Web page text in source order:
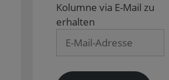
Kolumne via E-Mail zu
erhalten
Mail-